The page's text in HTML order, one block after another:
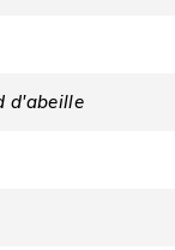
d'abeille